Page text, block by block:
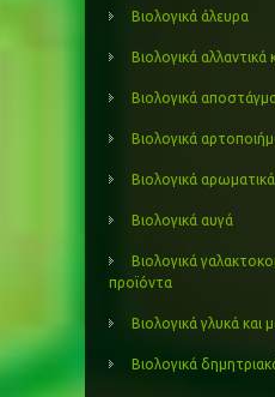
Βιολογικά άλευρα
Βιολογικά αλλαντικά
Βιολογικά
Βιολογικά
Βιολογικά
Βιολογικά αυγά
Βιολογικά
προϊόντα
Βιολογικά γλυκά και
Βιολογικά